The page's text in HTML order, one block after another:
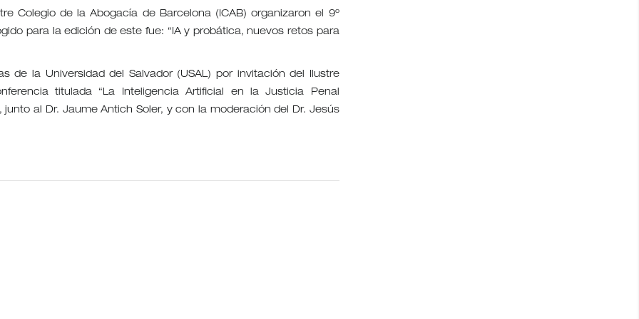
Colegio de la Abogacía de Barcelona (ICAB) organizaron el 9º
para la edición de este fue: “IA y probática, nuevos retos para
de la Universidad del Salvador (USAL) por invitación del Ilustre
titulada “La Inteligencia Artificial en la Justicia Penal
al Dr. Jaume Antich Soler, y con la moderación del Dr. Jesús